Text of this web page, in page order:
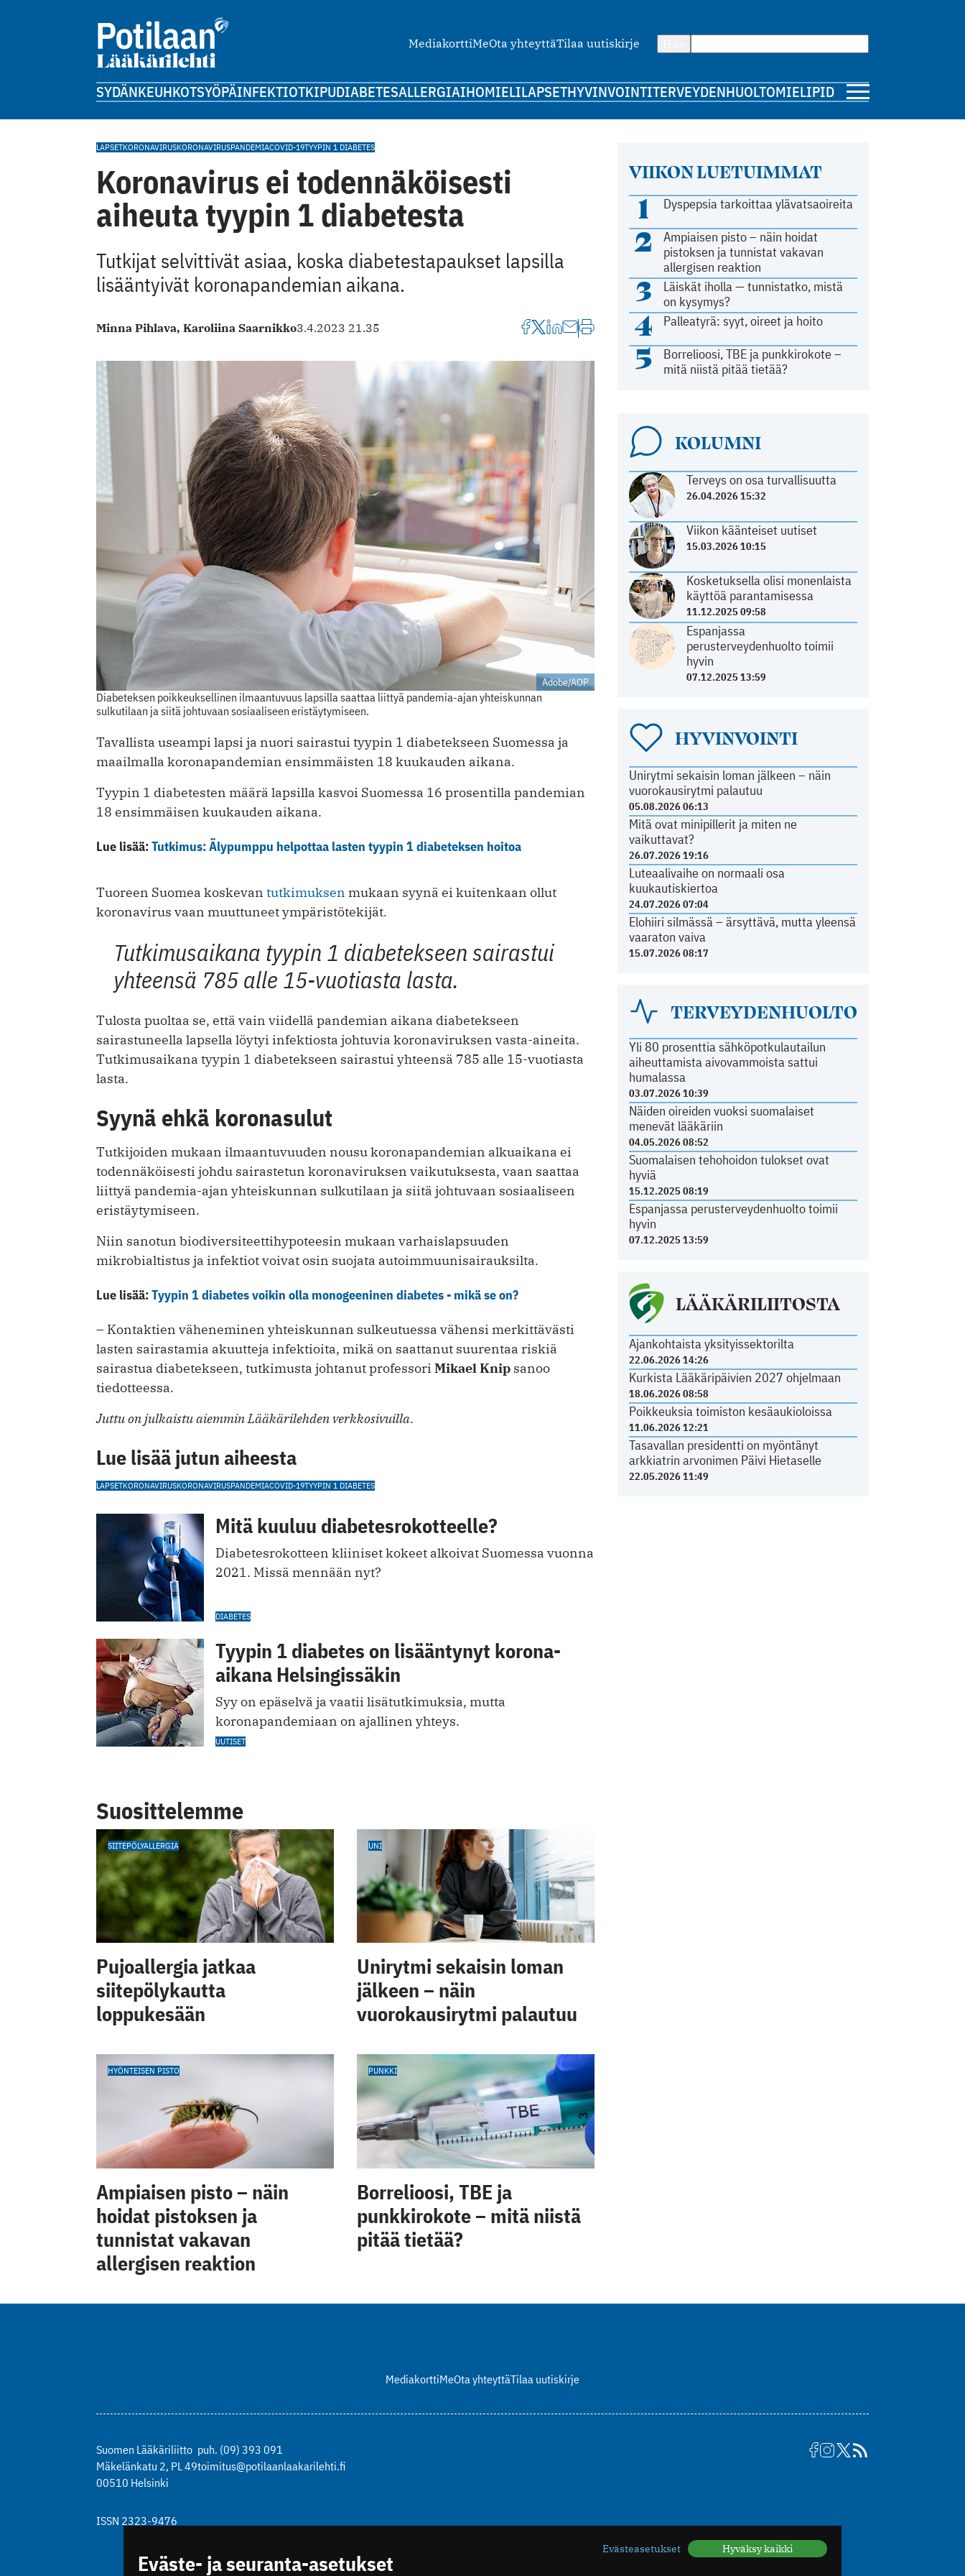
MediakorttiMeOta yhteyttäTilaa uutiskirje
SYDÄNKEUHKOTSYÖPÄINFEKTIOTKIPUDIABETESALLERGIAIHOMIELILAPSETHYVINVOINTITERVEYDENHUOLTOMIELIPIDE
VIIKON LUETUIMMAT
1 Dyspepsia tarkoittaa ylävatsaoireita
2
Ampiaisen pisto – näin hoidat
pistoksen ja tunnistat vakavan
allergisen reaktion
3
Läiskät iholla — tunnistatko, mistä
on kysymys?
4 Palleatyrä: syyt, oireet ja hoito
5
Borrelioosi, TBE ja punkkirokote –
mitä niistä pitää tietää?
KOLUMNI
Terveys on osa turvallisuutta
26.04.2026 15:32
Viikon käänteiset uutiset
15.03.2026 10:15
Kosketuksella olisi monenlaista
käyttöä parantamisessa
11.12.2025 09:58
Espanjassa
perusterveydenhuolto toimii
hyvin
07.12.2025 13:59
HYVINVOINTI
Unirytmi sekaisin loman jälkeen – näin
vuorokausirytmi palautuu
05.08.2026 06:13
Mitä ovat minipillerit ja miten ne
vaikuttavat?
26.07.2026 19:16
Luteaalivaihe on normaali osa
kuukautiskiertoa
24.07.2026 07:04
Elohiiri silmässä – ärsyttävä, mutta yleensä
vaaraton vaiva
15.07.2026 08:17
TERVEYDENHUOLTO
Yli 80 prosenttia sähköpotkulautailun
aiheuttamista aivovammoista sattui
humalassa
03.07.2026 10:39
Näiden oireiden vuoksi suomalaiset
menevät lääkäriin
04.05.2026 08:52
Suomalaisen tehohoidon tulokset ovat
hyviä
15.12.2025 08:19
Espanjassa perusterveydenhuolto toimii
hyvin
07.12.2025 13:59
LÄÄKÄRILIITOSTA
Ajankohtaista yksityissektorilta
22.06.2026 14:26
Kurkista Lääkäripäivien 2027 ohjelmaan
18.06.2026 08:58
Poikkeuksia toimiston kesäaukioloissa
11.06.2026 12:21
Tasavallan presidentti on myöntänyt
arkkiatrin arvonimen Päivi Hietaselle
22.05.2026 11:49
LAPSETKORONAVIRUSKORONAVIRUSPANDEMIACOVID-19TYYPIN 1 DIABETES
Koronavirus ei todennäköisesti
aiheuta tyypin 1 diabetesta
Tutkijat selvittivät asiaa, koska diabetestapaukset lapsilla
lisääntyivät koronapandemian aikana.
Minna Pihlava, Karoliina Saarnikko3.4.2023 21.35
Adobe/AOP
Diabeteksen poikkeuksellinen ilmaantuvuus lapsilla saattaa liittyä pandemia-ajan yhteiskunnan
sulkutilaan ja siitä johtuvaan sosiaaliseen eristäytymiseen.
Tavallista useampi lapsi ja nuori sairastui tyypin 1 diabetekseen Suomessa ja
maailmalla koronapandemian ensimmäisten 18 kuukauden aikana.
Tyypin 1 diabetesten määrä lapsilla kasvoi Suomessa 16 prosentilla pandemian
18 ensimmäisen kuukauden aikana.
Lue lisää:Tutkimus: Älypumppu helpottaa lasten tyypin 1 diabeteksen hoitoa
Tuoreen Suomea koskevan tutkimuksen mukaan syynä ei kuitenkaan ollut
koronavirus vaan muuttuneet ympäristötekijät.
Tutkimusaikana tyypin 1 diabetekseen sairastui
yhteensä 785 alle 15-vuotiasta lasta.
Tulosta puoltaa se, että vain viidellä pandemian aikana diabetekseen
sairastuneella lapsella löytyi infektiosta johtuvia koronaviruksen vasta-aineita.
Tutkimusaikana tyypin 1 diabetekseen sairastui yhteensä 785 alle 15-vuotiasta
lasta.
Syynä ehkä koronasulut
Tutkijoiden mukaan ilmaantuvuuden nousu koronapandemian alkuaikana ei
todennäköisesti johdu sairastetun koronaviruksen vaikutuksesta, vaan saattaa
liittyä pandemia-ajan yhteiskunnan sulkutilaan ja siitä johtuvaan sosiaaliseen
eristäytymiseen.
Niin sanotun biodiversiteettihypoteesin mukaan varhaislapsuuden
mikrobialtistus ja infektiot voivat osin suojata autoimmuunisairauksilta.
Lue lisää:Tyypin 1 diabetes voikin olla monogeeninen diabetes - mikä se on?
– Kontaktien väheneminen yhteiskunnan sulkeutuessa vähensi merkittävästi
lasten sairastamia akuutteja infektioita, mikä on saattanut suurentaa riskiä
sairastua diabetekseen, tutkimusta johtanut professori Mikael Knip sanoo
tiedotteessa.
Juttu on julkaistu aiemmin Lääkärilehden verkkosivuilla.
Lue lisää jutun aiheesta
LAPSETKORONAVIRUSKORONAVIRUSPANDEMIACOVID-19TYYPIN 1 DIABETES
Mitä kuuluu diabetesrokotteelle?
Diabetesrokotteen kliiniset kokeet alkoivat Suomessa vuonna
2021. Missä mennään nyt?
DIABETES
Tyypin 1 diabetes on lisääntynyt korona-
aikana Helsingissäkin
Syy on epäselvä ja vaatii lisätutkimuksia, mutta
koronapandemiaan on ajallinen yhteys.
UUTISET
Suosittelemme
SIITEPÖLYALLERGIA
Pujoallergia jatkaa
siitepölykautta
loppukesään
UNI
Unirytmi sekaisin loman
jälkeen – näin
vuorokausirytmi palautuu
HYÖNTEISEN PISTO
Ampiaisen pisto – näin
hoidat pistoksen ja
tunnistat vakavan
allergisen reaktion
PUNKKI
Borrelioosi, TBE ja
punkkirokote – mitä niistä
pitää tietää?
MediakorttiMeOta yhteyttäTilaa uutiskirje
Suomen Lääkäriliitto
Mäkelänkatu 2, PL 49
00510 Helsinki
puh. (09) 393 091
toimitus@potilaanlaakarilehti.fi
ISSN 2323-9476
Eväste- ja seuranta-asetukset
Evästeasetukset Hyväksy kaikki